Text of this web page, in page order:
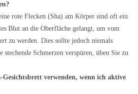
rote Flecken (Sha) am Körper sind oft ein
Blut an die Oberfläche gelangt, um vom
zu werden. Dies sollte jedoch niemals
stechende Schmerzen verspüren, üben Sie zu
verwenden, wenn ich aktive